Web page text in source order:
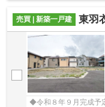
売買 | 新築一戸建
東羽
◆令和８年９月完成予